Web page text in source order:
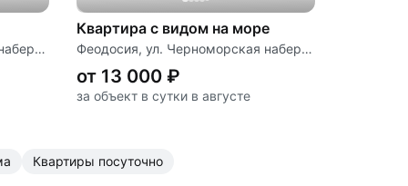
Феодосия, ул. Черноморская набережная, д. 1 «К»
Квартира с видом на море
Феодосия, ул. Черноморская набережная, д. 1 «Л»
от 13 000 ₽
за объект в сутки в августе
квартиры посуточно